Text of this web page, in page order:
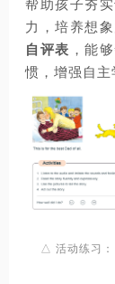
帮助孩子夯
力，培养想
自评表 ，能
惯，增强自主
△ 活动练习